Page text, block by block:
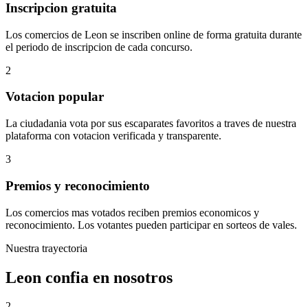
Inscripcion gratuita
Los comercios de Leon se inscriben online de forma gratuita durante
el periodo de inscripcion de cada concurso.
2
Votacion popular
La ciudadania vota por sus escaparates favoritos a traves de nuestra
plataforma con votacion verificada y transparente.
3
Premios y reconocimiento
Los comercios mas votados reciben premios economicos y
reconocimiento. Los votantes pueden participar en sorteos de vales.
Nuestra trayectoria
Leon confia en nosotros